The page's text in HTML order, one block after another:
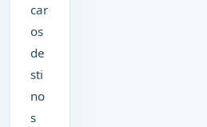
car
os
de
sti
no
s